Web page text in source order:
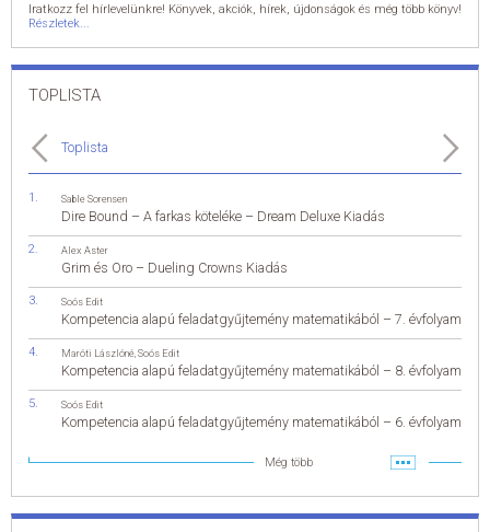
Iratkozz fel hírlevelünkre! Könyvek, akciók, hírek, újdonságok és még több könyv!
Részletek...
TOPLISTA
Toplista
Sable Sorensen
Dire Bound – A farkas köteléke – Dream Deluxe Kiadás
Alex Aster
Grim és Oro – Dueling Crowns Kiadás
Soós Edit
Kompetencia alapú feladatgyűjtemény matematikából – 7. évfolyam
Maróti Lászlóné Soós Edit
Kompetencia alapú feladatgyűjtemény matematikából – 8. évfolyam
Soós Edit
Kompetencia alapú feladatgyűjtemény matematikából – 6. évfolyam
Még több